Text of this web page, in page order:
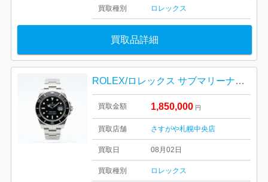
買取種別 ロレックス
買取品詳細
ROLEX/ロレックス サブマリーナー デイト 126610LN
買取金額 1,850,000 円
買取店舗 さすがや札幌中央店
買取日 08月02日
買取種別 ロレックス